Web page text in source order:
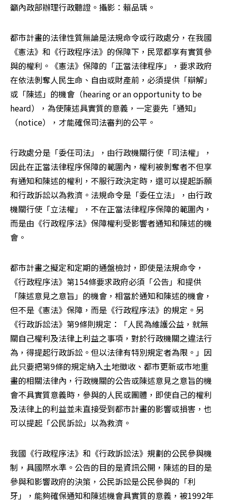
籲內政部辦理行政聽證。攝影：賴品瑀。
都市計畫的法律性質無論是法規命令或行政處分，在我國
《憲法》和《行政程序法》的保障下，民眾都享有實質參
與的權利。《憲法》保障的「正當法律程序」，要求政府
在依法剝奪人民生命、自由或財產前，必須提供「辯解」
或「陳述」的機會（hearing or an opportunity to be
heard），為使陳述具實質的意義，一定要先「通知」
（notice），才能確保司法審判的公平。
行政處分是「委任司法」，由行政機關行使「司法權」，
因此在正當法律程序保障的範圍內，權利被剝奪者不但享
有通知和陳述的權利，不服行政決定時，還可以提起訴願
和行政訴訟以為救濟。法規命令是「委任立法」，由行政
機關行使「立法權」，不在正當法律程序保障的範圍內，
而是由《行政程序法》保障權利受影響者通知和陳述的機
會。
都市計畫之擬定和定期的通盤檢討，即使是法規命令，
《行政程序法》第154條要求政府必須「公告」和提供
「陳述意見之意旨」的機會，相當於通知和陳述的機會，
但不是《憲法》保障，而是《行政程序法》的規定。另
《行政訴訟法》第9條則規定：「人民為維護公益，就無
關自己權利及法律上利益之事項，對於行政機關之違法行
為，得提起行政訴訟。但以法律有特別規定者為限。」因
此只要把第9條的規定納入土地徵收、都市更新或市地重
畫的相關法律內，行政機關的公告或陳述意見之意旨的機
會不具實質意義時，參與的人民或團體，即使自己的權利
及法律上的利益並未直接受到都市計畫的影響或損害，也
可以提起「公民訴訟」以為救濟。
我國《行政程序法》和《行政訴訟法》規劃的公民參與機
制，具國際水準。公告的目的是資訊公開，陳述的目的是
參與和影響政府的決策，公民訴訟是公民參與的「利
牙」，能夠確保通知和陳述機會具實質的意義，被1992年